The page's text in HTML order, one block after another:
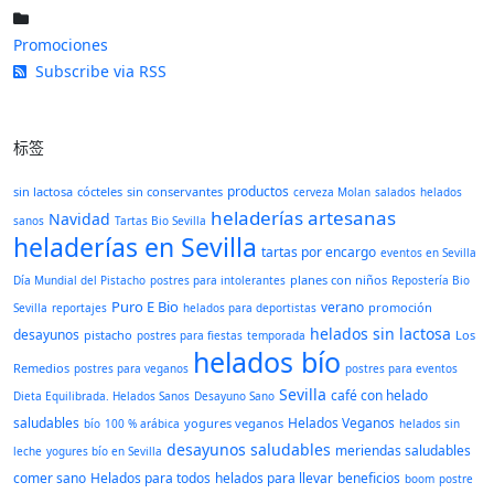
Promociones
Subscribe via RSS
标签
sin lactosa cócteles sin conservantes productos cerveza Molan salados helados
sanos Navidad Tartas Bio Sevilla heladerías artesanas
heladerías en Sevilla tartas por encargo eventos en Sevilla
Día Mundial del Pistacho postres para intolerantes planes con niños Repostería Bio
Sevilla reportajes Puro E Bio helados para deportistas verano promoción
desayunos pistacho postres para fiestas temporada helados sin lactosa Los
Remedios postres para veganos helados bío postres para eventos
Dieta Equilibrada. Helados Sanos Desayuno Sano Sevilla café con helado
saludables bío 100 % arábica yogures veganos Helados Veganos helados sin
leche yogures bío en Sevilla desayunos saludables meriendas saludables
comer sano Helados para todos helados para llevar beneficios boom postre